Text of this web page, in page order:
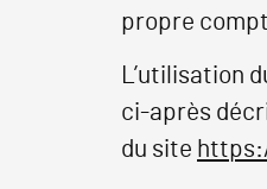
propre
L’utilisation
ci-après
du site